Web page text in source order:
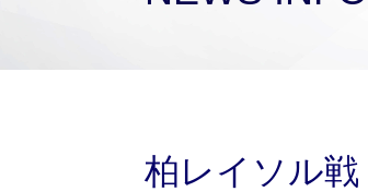
柏レイソル